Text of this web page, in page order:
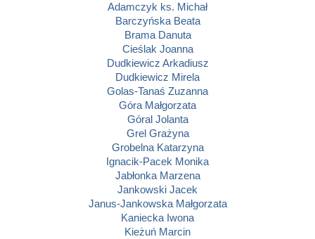
Adamczyk ks. Michał
Barczyńska Beata
Brama Danuta
Cieślak Joanna
Dudkiewicz Arkadiusz
Dudkiewicz Mirela
Golas-Tanaś Zuzanna
Góra Małgorzata
Góral Jolanta
Grel Grażyna
Grobelna Katarzyna
Ignacik-Pacek Monika
Jabłonka Marzena
Jankowski Jacek
Janus-Jankowska Małgorzata
Kaniecka Iwona
Kieżuń Marcin